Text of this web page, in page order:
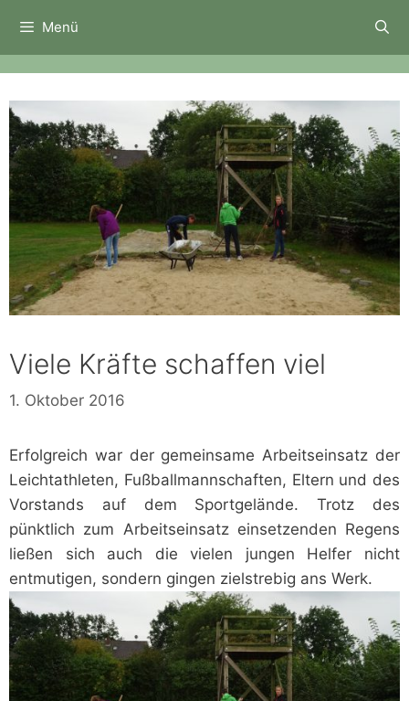
Inhalt
springen
Menü
Viele Kräfte schaffen viel
1. Oktober 2016
Erfolgreich war der gemeinsame Arbeitseinsatz der
Leichtathleten, Fußballmannschaften, Eltern und des
Vorstands auf dem Sportgelände. Trotz des
pünktlich zum Arbeitseinsatz einsetzenden Regens
ließen sich auch die vielen jungen Helfer nicht
entmutigen, sondern gingen zielstrebig ans Werk.